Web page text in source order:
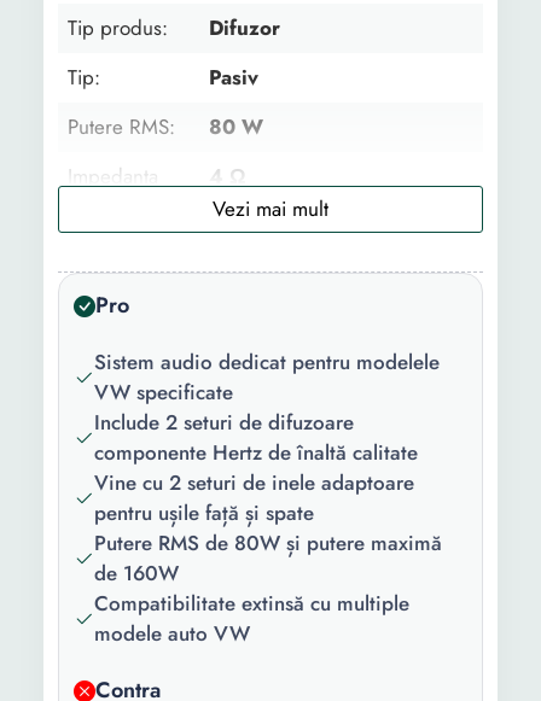
Tip produs:
Difuzor
Tip:
Pasiv
Putere RMS:
80 W
Impedanta
4 Ω
Diametru:
Sensibilitate:
93 dB
Raspuns in
frecventa:
50-23kHz
Functii: Con din polipropilena
Pro
Sistem audio dedicat pentru modelele
VW specificate
Include 2 seturi de difuzoare
componente Hertz de înaltă calitate
Vine cu 2 seturi de inele adaptoare
pentru ușile față și spate
Putere RMS de 80W și putere maximă
de 160W
Compatibilitate extinsă cu multiple
modele auto VW
Contra